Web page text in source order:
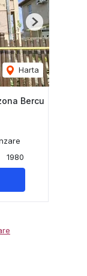
Harta
Next
Bercu
1980